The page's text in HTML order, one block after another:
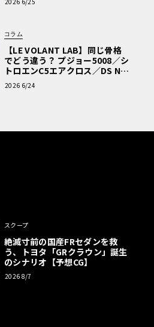
コラム
【LE VOLANT LAB】同じ骨格
でどう違う？ プジョー5008／シ
トロエンC5エアクロス／DS Nº4
読者一気乗りレポート
2026 6/24
スクープ
絶滅寸前の国産FRセダンを救
う、トヨタ「GRクラウン」誕生
のシナリオ【予想CG】
2026 8/7